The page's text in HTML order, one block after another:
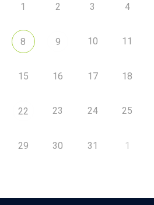
1 2 3 4
8 9 10 11
15 16 17 18
22 23 24 25
29 30 31 1